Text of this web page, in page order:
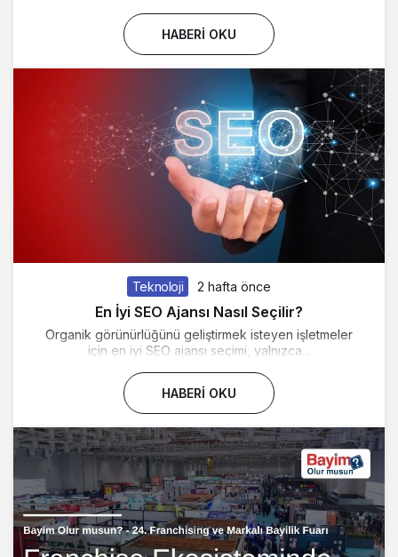
HABERI OKU
Teknoloji 2 hafta önce
En İyi SEO Ajansı Nasıl Seçilir?
Organik görünürlüğünü geliştirmek isteyen işletmeler
için en iyi SEO ajansı seçimi, yalnızca...
HABERI OKU